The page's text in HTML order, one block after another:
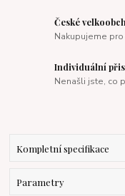
České
Nakupujeme
Individuální
Nenašli jste, co
Kompletní specifikace
Parametry